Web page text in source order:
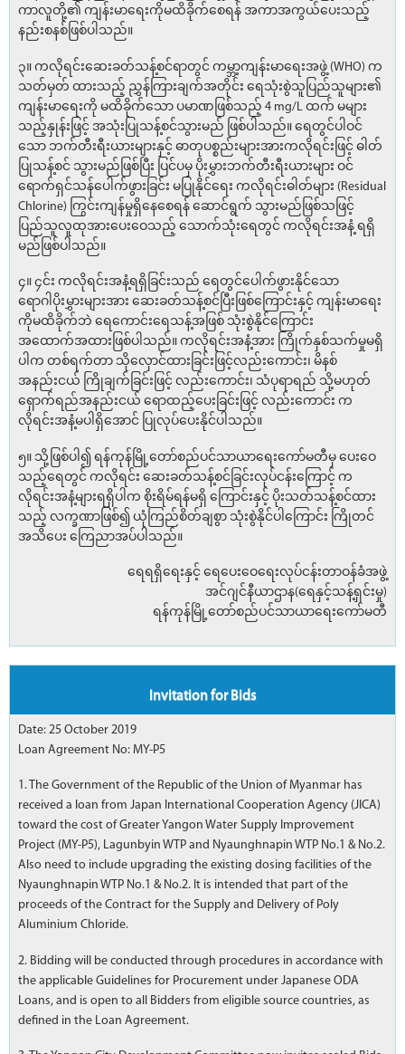
ကာလူတို့၏ ကျန်းမာရေးကိုမထိခိုက်စေရန် အကာအကွယ်ပေးသည့်
နည်းစနစ်ဖြစ်ပါသည်။
၃။ ကလိုရင်းဆေးခတ်သန့်စင်ရာတွင် ကမ္ဘာ့ကျန်းမာရေးအဖွဲ့ (WHO) က
သတ်မှတ် ထားသည့် ညွှန်ကြားချက်အတိုင်း ရေသုံးစွဲသူပြည်သူများ၏
ကျန်းမာရေးကို မထိခိုက်သော ပမာဏဖြစ်သည့် 4 mg/L ထက် မများ
သည့်နှုန်းဖြင့် အသုံးပြုသန့်စင်သွားမည် ဖြစ်ပါသည်။ ရေတွင်ပါဝင်
သော ဘက်တီးရီးယားများနှင့် ဓာတုပစ္စည်းများအားကလိုရင်းဖြင့် ဓါတ်
ပြုသန့်စင် သွားမည်ဖြစ်ပြီး ပြင်ပမှ ပိုးမွှားဘက်တီးရီးယားများ ဝင်
ရောက်ရှင်သန်ပေါက်ဖွားခြင်း မပြုနိုင်ရေး ကလိုရင်းဓါတ်များ (Residual
Chlorine) ကြွင်းကျန်မှုရှိနေစေရန် ဆောင်ရွက် သွားမည်ဖြစ်သဖြင့်
ပြည်သူလူထုအားပေးဝေသည့် သောက်သုံးရေတွင် ကလိုရင်းအနံ့ ရရှိ
မည်ဖြစ်ပါသည်။
၄။ ၄င်း ကလိုရင်းအနံ့ရရှိခြင်းသည် ရေတွင်ပေါက်ဖွားနိုင်သော
ရောဂါပိုးမွှားများအား ဆေးခတ်သန့်စင်ပြီးဖြစ်ကြောင်းနှင့် ကျန်းမာရေး
ကိုမထိခိုက်ဘဲ ရေကောင်းရေသန့်အဖြစ် သုံးစွဲနိုင်ကြောင်း
အထောက်အထားဖြစ်ပါသည်။ ကလိုရင်းအနံ့အား ကြိုက်နှစ်သက်မှုမရှိ
ပါက တစ်ရက်တာ သိုလှောင်ထားခြင်းဖြင့်လည်းကောင်း၊ မိနစ်
အနည်းငယ် ကြိုချက်ခြင်းဖြင့် လည်းကောင်း၊ သံပုရာရည် သို့မဟုတ်
ရှောက်ရည်အနည်းငယ် ရောထည့်ပေးခြင်းဖြင့် လည်းကောင်း က
လိုရင်းအနံ့မပါရှိအောင် ပြုလုပ်ပေးနိုင်ပါသည်။
၅။ သို့ဖြစ်ပါ၍ ရန်ကုန်မြို့တော်စည်ပင်သာယာရေးကော်မတီမှ ပေးဝေ
သည့်ရေတွင် ကလိုရင်း ဆေးခတ်သန့်စင်ခြင်းလုပ်ငန်းကြောင့် က
လိုရင်းအနံ့များရရှိပါက စိုးရိမ်ရန်မရှိ ကြောင်းနှင့် ပိုးသတ်သန့်စင်ထား
သည့် လက္ခဏာဖြစ်၍ ယုံကြည်စိတ်ချစွာ သုံးစွဲနိုင်ပါကြောင်း ကြိုတင်
အသိပေး ကြေညာအပ်ပါသည်။
ရေရရှိရေးနှင့် ရေပေးဝေရေးလုပ်ငန်းတာဝန်ခံအဖွဲ့
အင်ဂျင်နီယာဌာန(ရေနှင့်သန့်ရှင်းမှု)
ရန်ကုန်မြို့တော်စည်ပင်သာယာရေးကော်မတီ
Invitation for Bids
Date: 25 October 2019
Loan Agreement No: MY-P5
1. The Government of the Republic of the Union of Myanmar has
received a loan from Japan International Cooperation Agency (JICA)
toward the cost of Greater Yangon Water Supply Improvement
Project (MY-P5), Lagunbyin WTP and Nyaunghnapin WTP No.1 & No.2.
Also need to include upgrading the existing dosing facilities of the
Nyaunghnapin WTP No.1 & No.2. It is intended that part of the
proceeds of the Contract for the Supply and Delivery of Poly
Aluminium Chloride.
2. Bidding will be conducted through procedures in accordance with
the applicable Guidelines for Procurement under Japanese ODA
Loans, and is open to all Bidders from eligible source countries, as
defined in the Loan Agreement.